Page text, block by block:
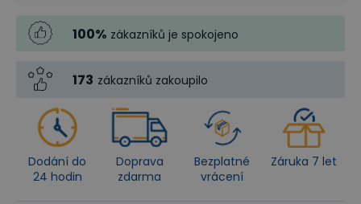
100% zákazníků je spokojeno
173 zákazníků zakoupilo
Dodání do
24 hodin
Doprava
zdarma
Bezplatné
vrácení
Záruka 7 let